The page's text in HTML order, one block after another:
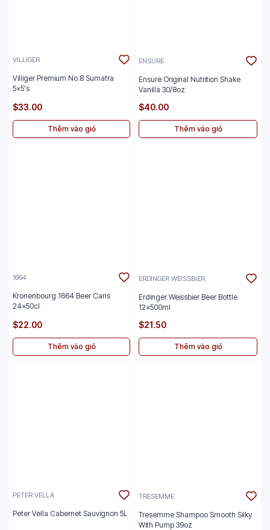
VILLIGER
Villiger Premium No.8 Sumatra
5x5's
$33.00
Thêm vào giỏ
ENSURE
Ensure Original Nutrition Shake
Vanilla 30/8oz
$40.00
Thêm vào giỏ
1664
Kronenbourg 1664 Beer Cans
24x50cl
$22.00
Thêm vào giỏ
ERDINGER WEISSBIER
Erdinger Weissbier Beer Bottle
12x500ml
$21.50
Thêm vào giỏ
PETER VELLA
Peter Vella Cabernet Sauvignon 5L
TRESEMME
Tresemme Shampoo Smooth Silky
With Pump 39oz